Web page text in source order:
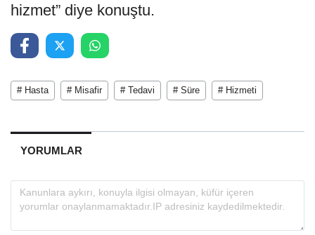
hizmet” diye konuştu.
# Hasta # Misafir # Tedavi # Süre # Hizmeti
YORUMLAR